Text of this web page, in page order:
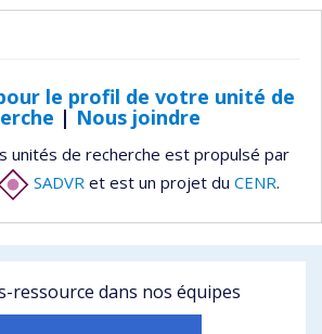
le profil de votre unité de
| Nous joindre
unités de recherche est propulsé par
SADVR et est un projet du CENR.
ressource dans nos équipes